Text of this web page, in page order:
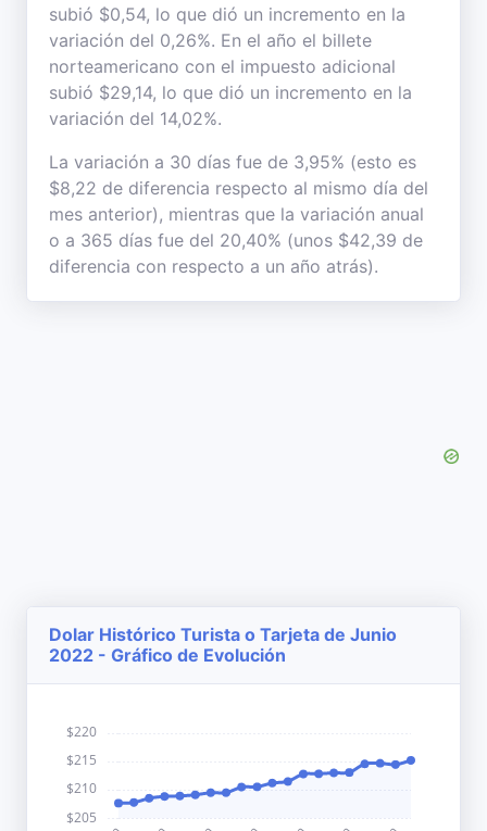
subió $0,54, lo que dió un incremento en la
variación del 0,26%. En el año el billete
norteamericano con el impuesto adicional
subió $29,14, lo que dió un incremento en la
variación del 14,02%.
La variación a 30 días fue de 3,95% (esto es
$8,22 de diferencia respecto al mismo día del
mes anterior), mientras que la variación anual
o a 365 días fue del 20,40% (unos $42,39 de
diferencia con respecto a un año atrás).
Dolar Histórico Turista o Tarjeta de Junio
2022 - Gráfico de Evolución